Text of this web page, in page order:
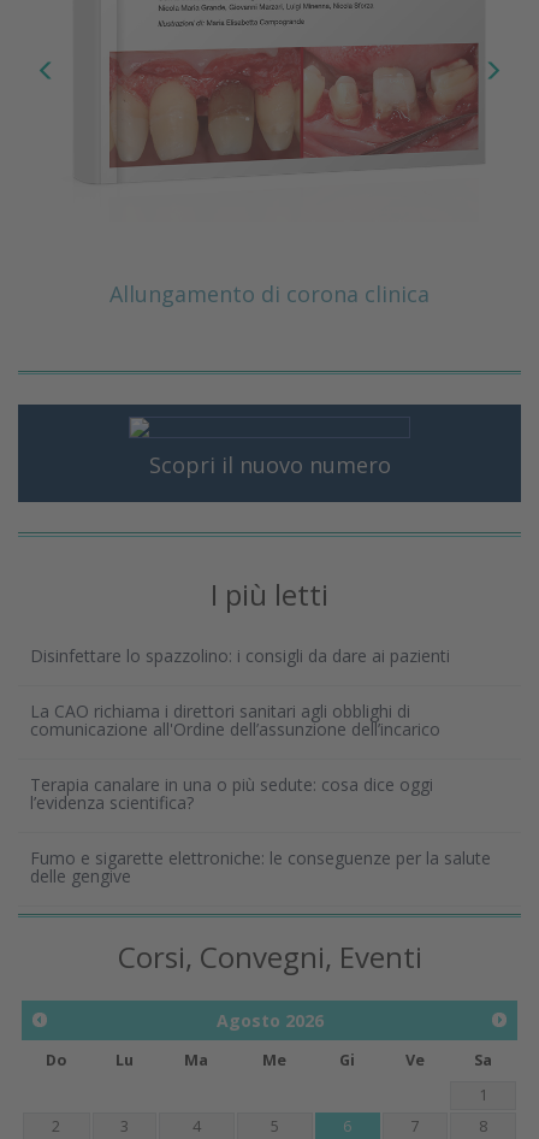
Allungamento di corona clinica
Scopri il nuovo numero
I più letti
Disinfettare lo spazzolino: i consigli da dare ai pazienti
La CAO richiama i direttori sanitari agli obblighi di
comunicazione all'Ordine dell’assunzione dell’incarico
Terapia canalare in una o più sedute: cosa dice oggi
l’evidenza scientifica?
Fumo e sigarette elettroniche: le conseguenze per la salute
delle gengive
Corsi, Convegni, Eventi
Agosto 2026
Do Lu Ma Me Gi Ve
Sa
1
2
3 4 5 6 7
8